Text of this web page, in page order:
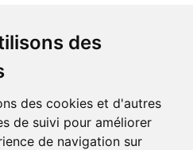
des
des cookies et d'autres
de suivi pour améliorer
de navigation sur
– Rang-du-Fliers.
en ligne parmi des milliers de